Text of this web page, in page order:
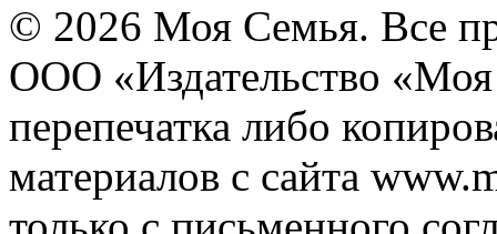
© 2026 Моя Семья. Все
ООО «Издательство
перепечатка либо
материалов с сайта